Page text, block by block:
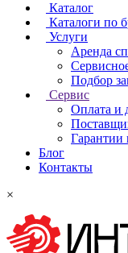
Каталог
Каталоги по
Услуги
Аренда
Подбор
Сервис
Оплата и
Гарантии
Блог
Контакты
×